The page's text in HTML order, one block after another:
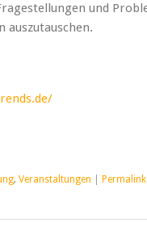
und
auszutauschen.
, Veranstaltungen Permalink